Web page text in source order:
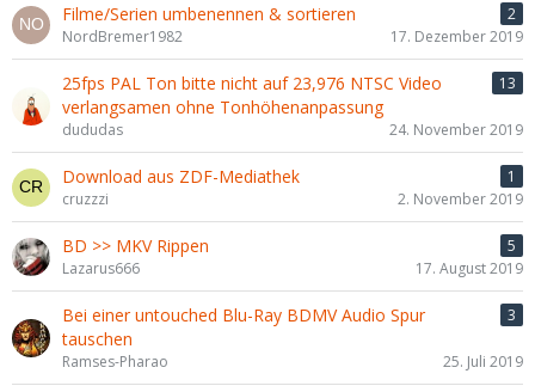
Filme/Serien umbenennen & sortieren
2
NordBremer1982
17. Dezember 2019
25fps PAL Ton bitte nicht auf 23,976 NTSC Video
verlangsamen ohne Tonhöhenanpassung
13
dududas 24. November 2019
Download aus ZDF-Mediathek
1
cruzzzi
2. November 2019
BD >> MKV Rippen
5
Lazarus666
17. August 2019
Bei einer untouched Blu-Ray BDMV Audio Spur
tauschen
3
Ramses-Pharao 25. Juli 2019